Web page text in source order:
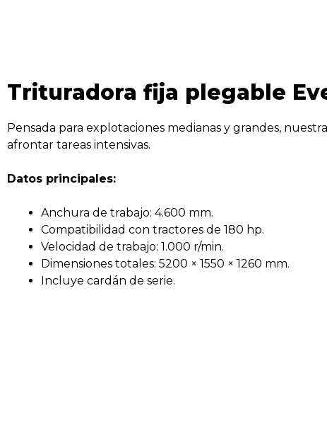
Trituradora fija plegable
Pensada para explotaciones medianas y grandes,
afrontar tareas intensivas.
Datos principales:
Anchura de trabajo: 4.600 mm.
Compatibilidad con tractores de 180 hp.
Velocidad de trabajo: 1.000 r/min.
Dimensiones totales: 5200 × 1550 × 1260 mm.
Incluye cardán de serie.